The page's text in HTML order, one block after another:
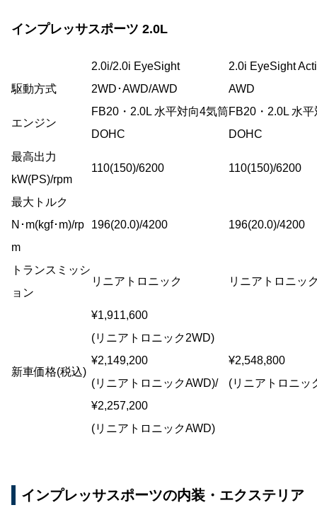
インプレッサスポーツ 2.0L
2.0i/2.0i EyeSight
2.0i EyeSight
駆動方式
2WD･AWD/AWD AWD
エンジン
FB20・2.0L 水平対向4気筒
DOHC
FB20・2.0L 水
DOHC
最高出力
kW(PS)/rpm
110(150)/6200 110(150)/6200
最大トルク
N･m(kgf･m)/rp
m
196(20.0)/4200 196(20.0)/4200
トランスミッシ
ョン
リニアトロニック リニアトロニッ
新車価格(税込)
¥1,911,600
(リニアトロニック2WD)
¥2,149,200
(リニアトロニックAWD)/
¥2,257,200
(リニアトロニックAWD)
¥2,548,800
(リニアトロニッ
インプレッサスポーツの内装・エクステリア